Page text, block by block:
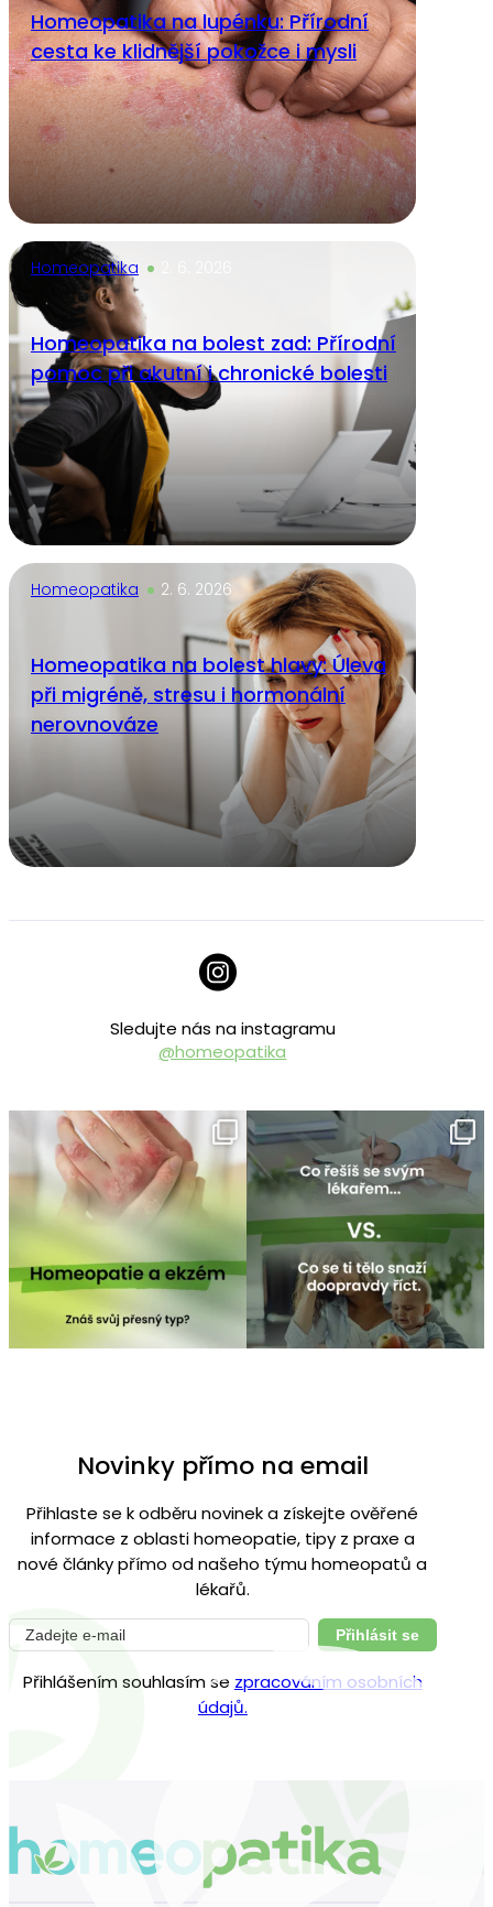
Homeopatika na lupénku: Přírodní
cesta ke klidnější pokožce i mysli
Homeopatika
Homeopatika na bolest zad: Přírodní
pomoc při akutní i chronické bolesti
Homeopatika 2. 6. 2026
Homeopatika na bolest hlavy: Úleva
při migréně, stresu i hormonální
nerovnováze
Sledujte nás na instagramu
@homeopatika
homeopatika.cz
Čvc 25
homeopatika.cz
Čvc 16
Novinky přímo na email
Přihlaste se k odběru novinek a získejte ověřené
informace z oblasti homeopatie, tipy z praxe a
nové články přímo od našeho týmu homeopatů a
lékařů.
Přihlásit se
Přihlášením souhlasím se zpracováním osobních
údajů.